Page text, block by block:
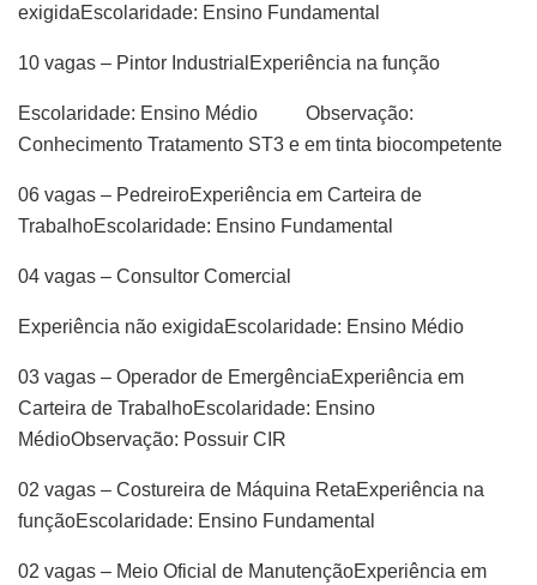
exigidaEscolaridade: Ensino Fundamental
10 vagas – Pintor IndustrialExperiência na função
Escolaridade: Ensino Médio Observação:
Conhecimento Tratamento ST3 e em tinta biocompetente
06 vagas – PedreiroExperiência em Carteira de
TrabalhoEscolaridade: Ensino Fundamental
04 vagas – Consultor Comercial
Experiência não exigidaEscolaridade: Ensino Médio
03 vagas – Operador de EmergênciaExperiência em
Carteira de TrabalhoEscolaridade: Ensino
MédioObservação: Possuir CIR
02 vagas – Costureira de Máquina RetaExperiência na
funçãoEscolaridade: Ensino Fundamental
02 vagas – Meio Oficial de ManutençãoExperiência em